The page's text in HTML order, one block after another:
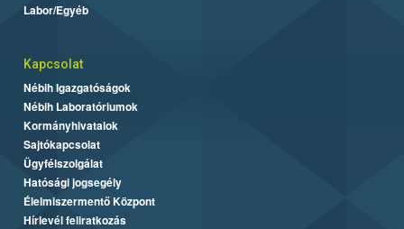
Labor/Egyéb
Kapcsolat
Nébih Igazgatóságok
Nébih Laboratóriumok
Kormányhivatalok
Sajtókapcsolat
Ügyfélszolgálat
Hatósági jogsegély
Élelmiszermentő Központ
Hírlevél feliratkozás